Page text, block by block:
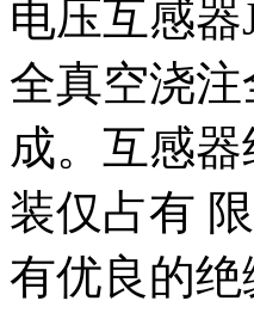
电压互感
全真空浇
成。互感
装仅占有
有优良的